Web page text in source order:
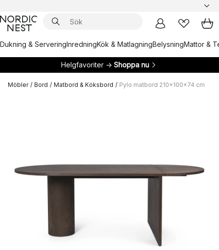
Dukning & ServeringInredningKök & MatlagningBelysningMattor &
Helgfavoriter → Shoppa nu
Möbler / Bord / Matbord & Köksbord / Pylo matbord 210x100x74 cm